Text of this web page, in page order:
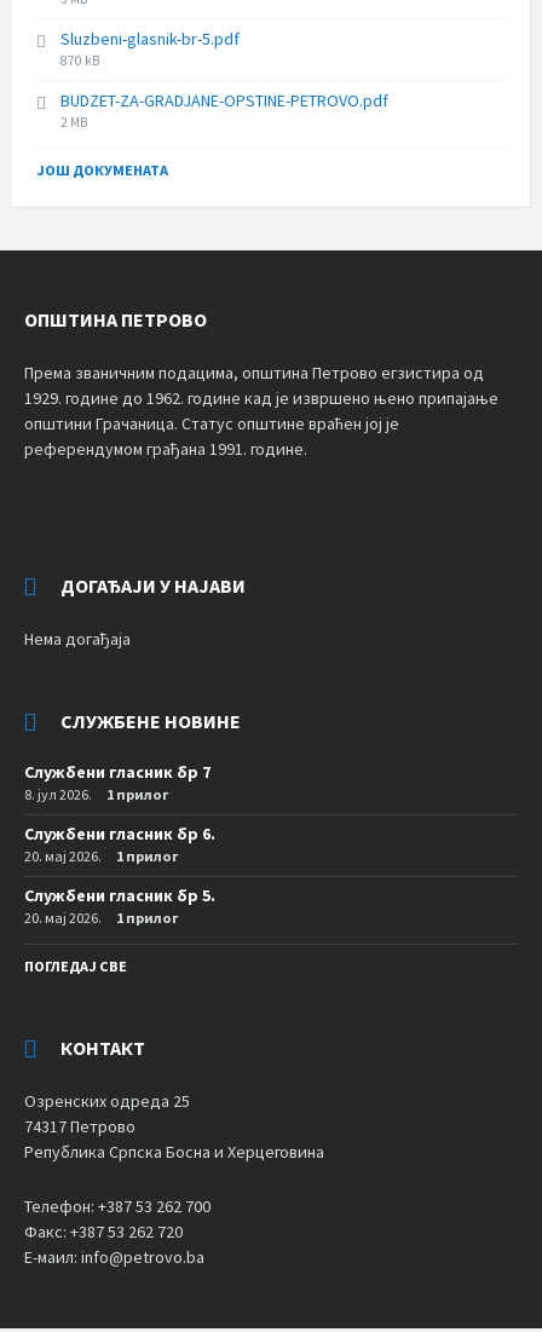
Sluzbeni-glasnik-br-5.pdf
File
870 kB
BUDZET-ZA-GRADJANE-OPSTINE-PETROVO.pdf
File
2 MB
ЈОШ ДОКУМЕНАТА
ОПШТИНА ПЕТРОВО
Према званичним подацима, општина Петрово егзистира од
1929. године до 1962. године кад је извршено њено припајање
општини Грачаница. Статус општине враћен јој је
референдумом грађана 1991. године.
ДОГАЂАЈИ У НАЈАВИ
Нема догађаја
СЛУЖБЕНЕ НОВИНЕ
Службени гласник бр 7
8. јул 2026. 1 прилог
Службени гласник бр 6.
20. мај 2026. 1 прилог
Службени гласник бр 5.
20. мај 2026. 1 прилог
ПОГЛЕДАЈ СВЕ
КОНТАКТ
Озренских одреда 25
74317 Петрово
Република Српска Босна и Херцеговина
Телефон: +387 53 262 700
Факс: +387 53 262 720
Е-маил: info@petrovo.ba